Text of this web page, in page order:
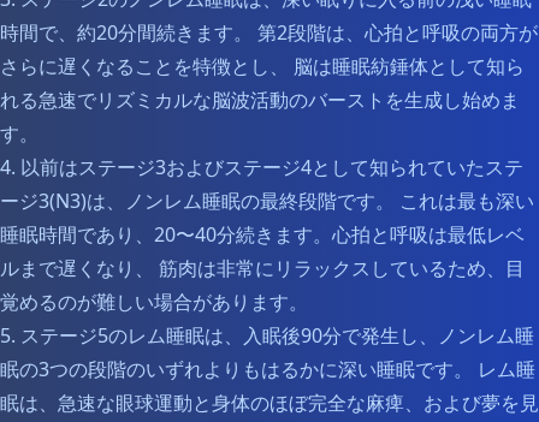
時間で、約20分間続きます。 第2段階は、心拍と呼吸の両方が
さらに遅くなることを特徴とし、 脳は睡眠紡錘体として知ら
れる急速でリズミカルな脳波活動のバーストを生成し始めま
す。
4. 以前はステージ3およびステージ4として知られていたステ
ージ3(N3)は、ノンレム睡眠の最終段階です。 これは最も深い
睡眠時間であり、20〜40分続きます。心拍と呼吸は最低レベ
ルまで遅くなり、 筋肉は非常にリラックスしているため、目
覚めるのが難しい場合があります。
5. ステージ5のレム睡眠は、入眠後90分で発生し、ノンレム睡
眠の3つの段階のいずれよりもはるかに深い睡眠です。 レム睡
眠は、急速な眼球運動と身体のほぼ完全な麻痺、および夢を見